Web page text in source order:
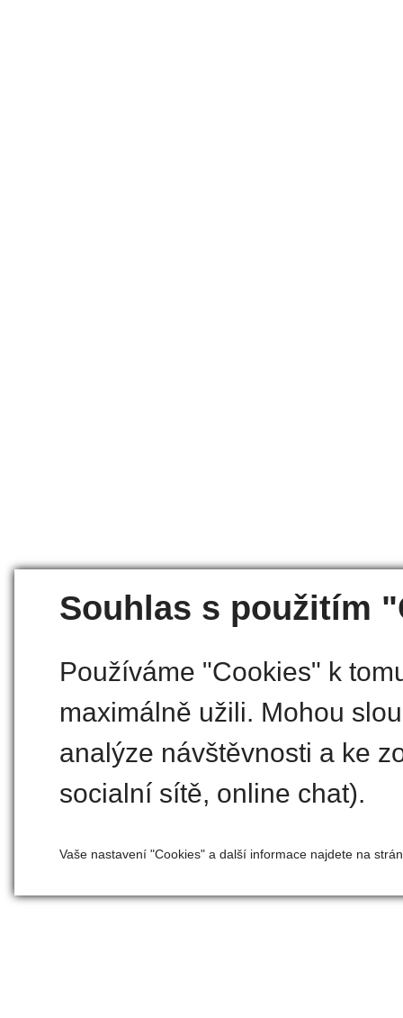
Souhlas s použitím
Používáme "Cookies" k
maximálně užili. Mohou
analýze návštěvnosti a ke
socialní sítě, online chat).
Vaše nastavení "Cookies" a další informace najdete na